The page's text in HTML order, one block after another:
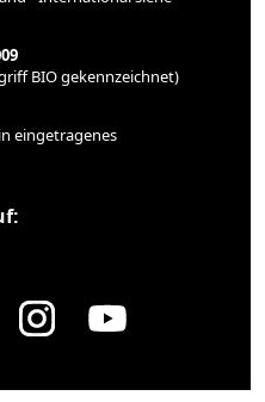
BIO gekennzeichnet)
eingetragenes